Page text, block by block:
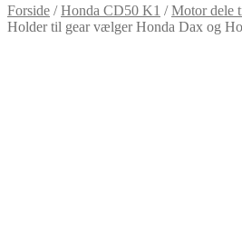
Forside /Honda CD50 K1 /Motor dele
Holder til gear vælger Honda Dax og